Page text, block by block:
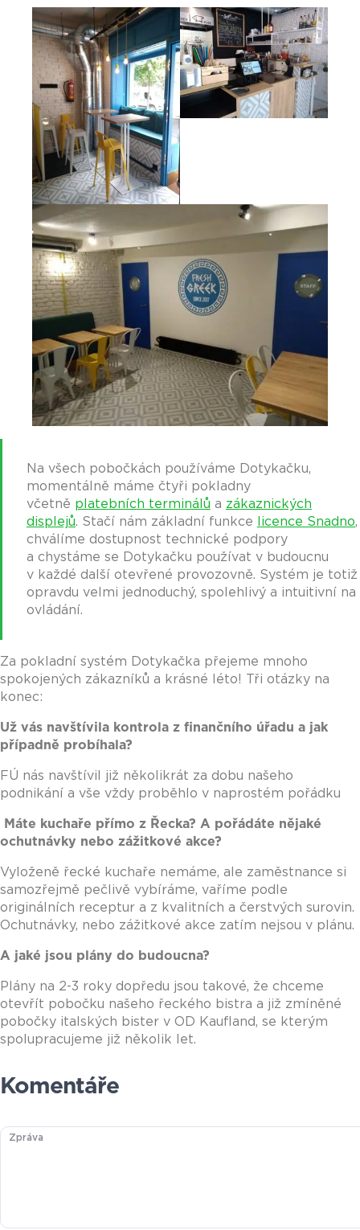
Na všech pobočkách používáme Dotykačku,
momentálně máme čtyři pokladny
včetně platebních terminálů a zákaznických
displejů. Stačí nám základní funkce licence Snadno,
chválíme dostupnost technické podpory
a chystáme se Dotykačku používat v budoucnu
v každé další otevřené provozovně. Systém je totiž
opravdu velmi jednoduchý, spolehlivý a intuitivní na
ovládání.
Za pokladní systém Dotykačka přejeme mnoho
spokojených zákazníků a krásné léto! Tři otázky na
konec:
Už vás navštívila kontrola z finančního úřadu a jak
případně probíhala?
FÚ nás navštívil již několikrát za dobu našeho
podnikání a vše vždy proběhlo v naprostém pořádku
Máte kuchaře přímo z Řecka? A pořádáte nějaké
ochutnávky nebo zážitkové akce?
Vyloženě řecké kuchaře nemáme, ale zaměstnance si
samozřejmě pečlivě vybíráme, vaříme podle
originálních receptur a z kvalitních a čerstvých surovin.
Ochutnávky, nebo zážitkové akce zatím nejsou v plánu.
A jaké jsou plány do budoucna?
Plány na 2-3 roky dopředu jsou takové, že chceme
otevřít pobočku našeho řeckého bistra a již zmíněné
pobočky italských bister v OD Kaufland, se kterým
spolupracujeme již několik let.
Komentáře